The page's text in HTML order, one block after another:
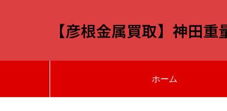
【彦根金属買取】神田
ホーム